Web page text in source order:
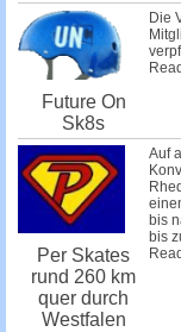
Future On
Sk8s
Die
Per Skates
rund 260 km
quer durch
Westfalen
Auf
bis
bis